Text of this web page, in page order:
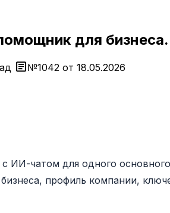
для бизнеса.
article№1042 от 18.05.2026
ИИ-чатом для одного
профиль компании,